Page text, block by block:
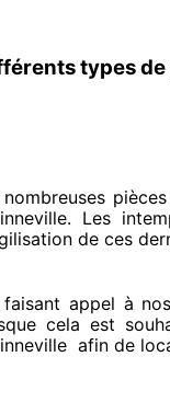
types
nombreuses
Les
de ces
faisant appel à
cela est
afin de